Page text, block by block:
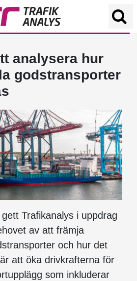
analysera hur
godstransporter
Trafikanalys i uppdrag
av att främja
och hur det
att öka drivkrafterna för
som inkluderar